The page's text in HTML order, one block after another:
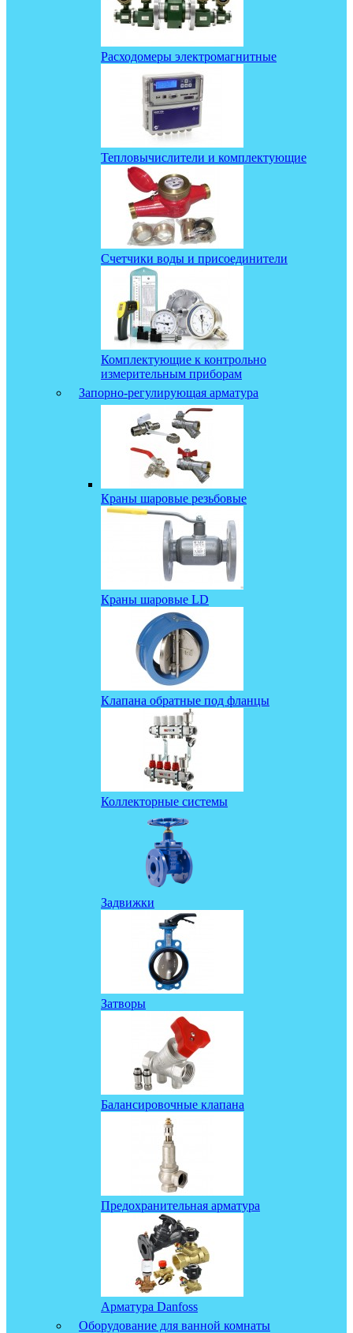
Расходомеры электромагнитные
Тепловычислители и комплектующие
Счетчики воды и присоединители
Комплектующие к контрольно
измерительным приборам
Запорно-регулирующая арматура
Краны шаровые резьбовые
Краны шаровые LD
Клапана обратные под фланцы
Коллекторные системы
Задвижки
Затворы
Балансировочные клапана
Предохранительная арматура
Арматура Danfoss
Оборудование для ванной комнаты